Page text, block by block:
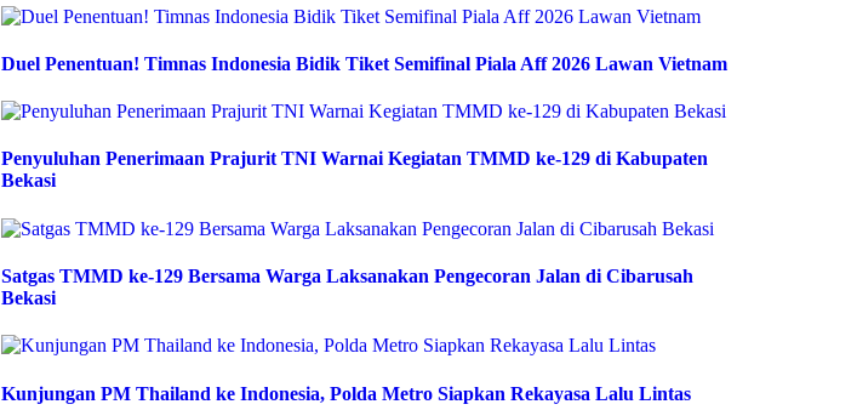
Duel Penentuan! Timnas Indonesia Bidik Tiket Semifinal Piala Aff 2026 Lawan Vietnam
Penyuluhan Penerimaan Prajurit TNI Warnai Kegiatan TMMD ke-129 di Kabupaten
Bekasi
Satgas TMMD ke-129 Bersama Warga Laksanakan Pengecoran Jalan di Cibarusah
Bekasi
Kunjungan PM Thailand ke Indonesia, Polda Metro Siapkan Rekayasa Lalu Lintas